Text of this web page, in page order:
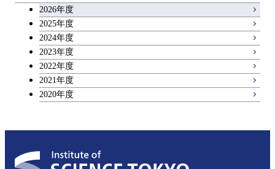
原子核工学コース
物質・情報卓越コース
2026年度
2025年度
2024年度
2023年度
2022年度
2021年度
2020年度